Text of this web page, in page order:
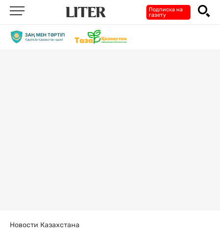
Подписка на
газету
Новости Казахстана